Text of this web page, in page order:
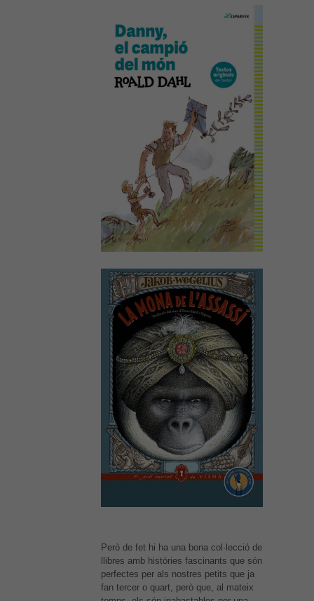
Però de fet hi ha una bona col·lecció de
llibres amb històries fascinants que són
perfectes per als nostres petits que ja
fan tercer o quart, però que, al mateix
Necessàries
Aquestes
cookies no
són
opcionals,
són
necessàries
per al bon
funcionament
Estadístiques
Per a millorar
la nostra web